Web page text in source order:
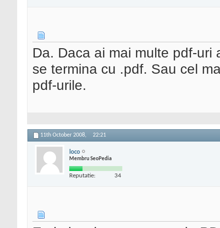
Da. Daca ai mai multe pdf-
se termina cu .pdf. Sau cel
pdf-urile.
11th October 2008, 22:21
loco
Membru SeoPedia
Reputatie: 34